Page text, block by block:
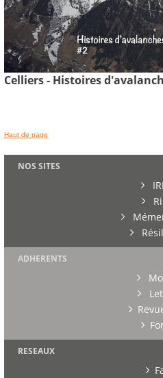
Celliers - Histoires
Haut de page
NOS SITES
ADHERENTS
RESEAUX